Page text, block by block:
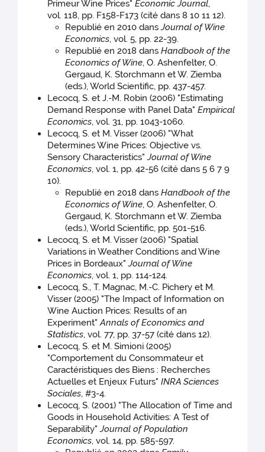
Primeur Wine Prices"Economic Journal,
vol. 118, pp. F158-F173 (cité dans 8 10 11 12).
Republié en 2010 dansJournal of Wine
Economics, vol. 5, pp. 22-39.
Republié en 2018 dansHandbook of the
Economics of Wine, O. Ashenfelter, O.
Gergaud, K. Storchmann et W. Ziemba
(eds.), World Scientific, pp. 437-457.
Lecocq, S. et J.-M. Robin (2006) "Estimating
Demand Response with Panel Data"Empirical
Economics, vol. 31, pp. 1043-1060.
Lecocq, S. et M. Visser (2006) "What
Determines Wine Prices: Objective vs.
Sensory Characteristics"Journal of Wine
Economics, vol. 1, pp. 42-56 (cité dans 5 6 7 9
10).
Republié en 2018 dansHandbook of the
Economics of Wine, O. Ashenfelter, O.
Gergaud, K. Storchmann et W. Ziemba
(eds.), World Scientific, pp. 501-516.
Lecocq, S. et M. Visser (2006) "Spatial
Variations in Weather Conditions and Wine
Prices in Bordeaux"Journal of Wine
Economics, vol. 1, pp. 114-124.
Lecocq, S., T. Magnac, M.-C. Pichery et M.
Visser (2005) "The Impact of Information on
Wine Auction Prices: Results of an
Experiment"Annals of Economics and
Statistics, vol. 77, pp. 37-57 (cité dans 12).
Lecocq, S. et M. Simioni (2005)
"Comportement du Consommateur et
Caractéristiques des Biens : Recherches
Actuelles et Enjeux Futurs"INRA Sciences
Sociales, #3-4.
Lecocq, S. (2001) "The Allocation of Time and
Goods in Household Activities: A Test of
Separability"Journal of Population
Economics, vol. 14, pp. 585-597.